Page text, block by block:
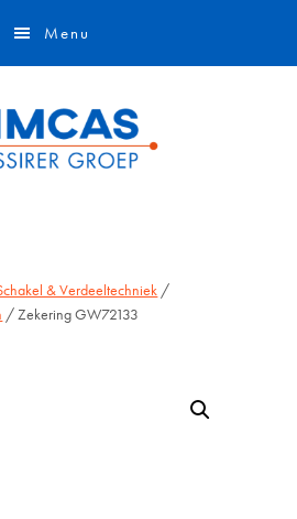
Menu
& Verdeeltechniek /
/ Zekering GW72133